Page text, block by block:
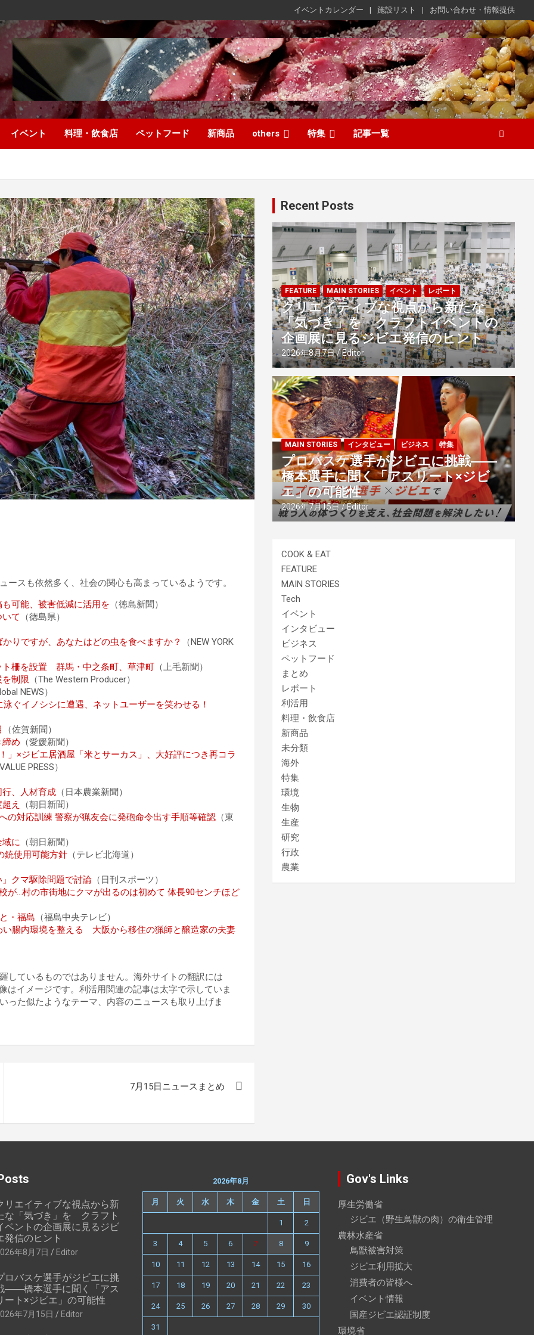
イベントカレンダー 施設リスト お問い合わせ・情報提供
イベント 料理・飲食店 ペットフード 新商品 others 特集 記事一覧
スも依然多く、社会の関心も高まっているようです。
可能、被害低減に活用を （徳島新聞）
て
（徳島県）
りですが、あなたはどの虫を食べますか？ （NEW YORK
柵を設置 群馬・中之条町、草津町 （上毛新聞）
制限 （The Western Producer）
NEWS）
ぐイノシシに遭遇、ネットユーザーを笑わせる！
（佐賀新聞）
め （愛媛新聞）
」×ジビエ居酒屋「米とサーカス」、大好評につき再コラ
PRESS）
、人材育成 （日本農業新聞）
え
（朝日新聞）
の対応訓練 警察が猟友会に発砲命令出す手順等確認 （東
に （朝日新聞）
銃使用可能方針 （テレビ北海道）
クマ駆除問題で討論 （日刊スポーツ）
が…村の市街地にクマが出るのは初めて 体長90センチほど
・福島 （福島中央テレビ）
腸内環境を整える 大阪から移住の猟師と醸造家の夫妻
しているものではありません。海外サイトの翻訳には
はイメージです。利活用関連の記事は太字で示していま
った似たようなテーマ、内容のニュースも取り上げま
7月15日ニュースまとめ
Recent Posts
FEATURE MAIN STORIES イベント レポート
クリエイティブな視点から新たな
「気づき」を クラフトイベントの
企画展に見るジビエ発信のヒント
2026年8月7日 Editor
MAIN STORIES インタビュー ビジネス 特集
プロバスケ選手がジビエに挑戦――
橋本選手に聞く「アスリート×ジビ
エ」の可能性
2026年7月15日 Editor
COOK & EAT
FEATURE
MAIN STORIES
Tech
イベント
インタビュー
ビジネス
ペットフード
まとめ
レポート
利活用
料理・飲食店
新商品
未分類
海外
特集
環境
生物
生産
研究
行政
農業
リエイティブな視点から新
な「気づき」を クラフト
ベントの企画展に見るジビ
発信のヒント
年8月7日 Editor
ロバスケ選手がジビエに挑
――橋本選手に聞く「アス
ート×ジビエ」の可能性
年7月15日 Editor
2026年8月
月 火 水 木 金 土 日
1 2
3 4 5 6 7 8 9
10 11 12 13 14 15 16
17 18 19 20 21 22 23
24 25 26 27 28 29 30
31
Gov's Links
厚生労働省
ジビエ（野生鳥獣の肉）の衛生管理
農林水産省
鳥獣被害対策
ジビエ利用拡大
消費者の皆様へ
イベント情報
国産ジビエ認証制度
環境省